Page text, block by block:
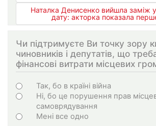
Наталка Денисенко вийшла заміж
дату: акторка показала
Чи підтримуєте Ви точку зору
чиновників і депутатів, що
фінансові витрати місцевих
Choices
Так, бо в країні війна
Ні, бо це порушення прав
самоврядування
Мені все одно